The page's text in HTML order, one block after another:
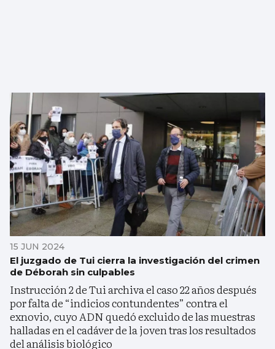
15 JUN 2024
El juzgado de Tui cierra la investigación del crimen
de Déborah sin culpables
Instrucción 2 de Tui archiva el caso 22 años después
por falta de “indicios contundentes” contra el
exnovio, cuyo ADN quedó excluido de las muestras
halladas en el cadáver de la joven tras los resultados
del análisis biológico